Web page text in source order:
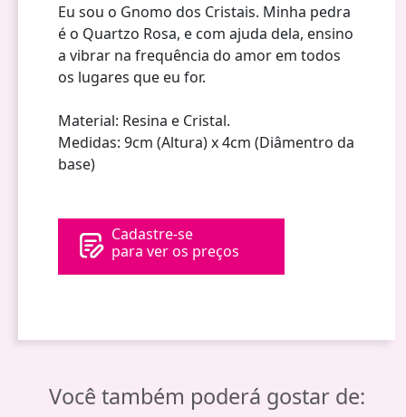
Eu sou o Gnomo dos Cristais. Minha pedra
é o Quartzo Rosa, e com ajuda dela, ensino
a vibrar na frequência do amor em todos
os lugares que eu for.
Material: Resina e Cristal.
Medidas: 9cm (Altura) x 4cm (Diâmentro da
base)
Cadastre-se
para ver os preços
Você também poderá gostar de: